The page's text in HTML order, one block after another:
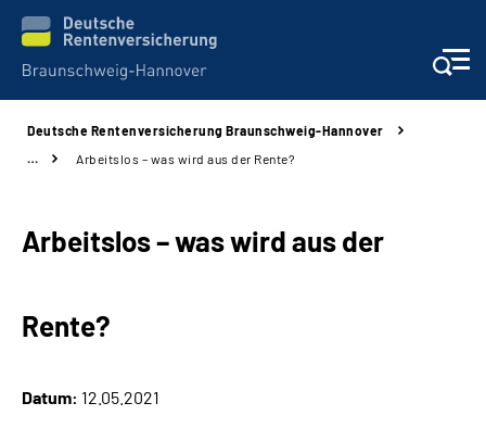
Karriere
Deutsche Rentenversicherung Braunschweig-Hannover
…
Arbeitslos – was wird aus der Rente?
Arbeitslos – was wird aus der
Rente?
Datum: 12.05.2021